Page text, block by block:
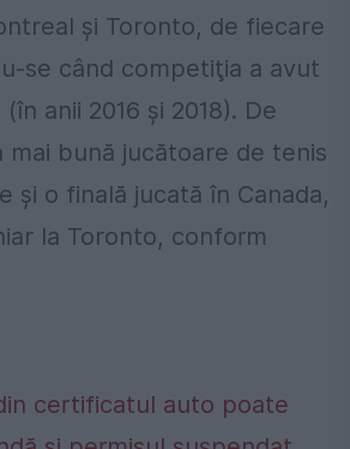
şi Toronto, de fiecare
se când competiţia a avut
anii 2016 și 2018). De
mai bună jucătoare de tenis
şi o finală jucată în Canada,
la Toronto, conform
certificatul auto poate